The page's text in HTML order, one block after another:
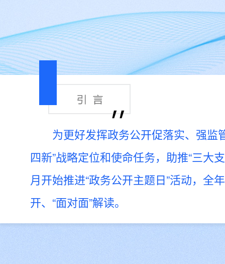
为更好发挥政务公开促落实、强监
四新”战略定位和使命任务，助推“三大
月开始推进“政务公开主题日”活动，全
开、“面对面”解读。